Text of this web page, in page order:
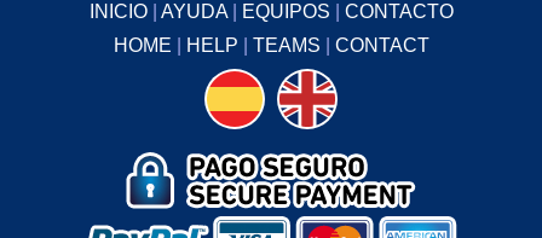
INICIO| AYUDA| EQUIPOS
CONTACTO
HOME
HELP TEAMS CONTACT